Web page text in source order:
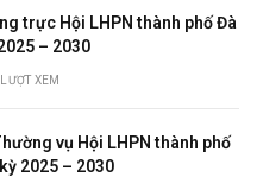
trực Hội LHPN thành phố Đà
– 2030
LƯỢT XEM
vụ Hội LHPN thành phố
2025 – 2030